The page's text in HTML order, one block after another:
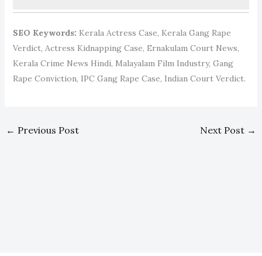
SEO Keywords: Kerala Actress Case, Kerala Gang Rape
Verdict, Actress Kidnapping Case, Ernakulam Court News,
Kerala Crime News Hindi, Malayalam Film Industry, Gang
Rape Conviction, IPC Gang Rape Case, Indian Court Verdict.
← Previous Post Next Post →